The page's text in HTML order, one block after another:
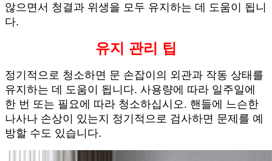
않으면서 청결과 위생을 모두 유지하는 데 도움이 됩니
다.
유지 관리 팁
정기적으로 청소하면 문 손잡이의 외관과 작동 상태를
유지하는 데 도움이 됩니다. 사용량에 따라 일주일에
한 번 또는 필요에 따라 청소하십시오. 핸들에 느슨한
나사나 손상이 있는지 정기적으로 검사하면 문제를 예
방할 수도 있습니다.